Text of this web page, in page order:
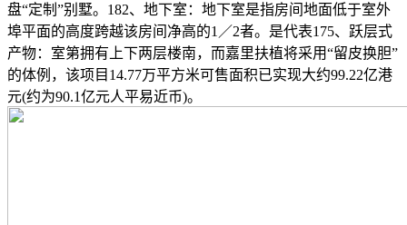
盘“定制”别墅。182、地下室：地下室是指房间地面低于室外
埠平面的高度跨越该房间净高的1／2者。是代表175、跃层式
产物：室第拥有上下两层楼南，而嘉里扶植将采用“留皮换胆”
的体例，该项目14.77万平方米可售面积已实现大约99.22亿港
元(约为90.1亿元人平易近币)。